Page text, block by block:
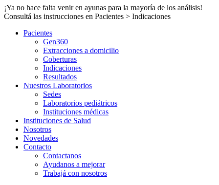
¡Ya no hace falta venir en ayunas para la mayoría de los análisis!
Consultá las instrucciones en Pacientes > Indicaciones
Pacientes
Gen360
Extracciones a domicilio
Coberturas
Indicaciones
Resultados
Nuestros Laboratorios
Sedes
Laboratorios pediátricos
Instituciones médicas
Instituciones de Salud
Nosotros
Novedades
Contacto
Contactanos
Ayudanos a mejorar
Trabajá con nosotros